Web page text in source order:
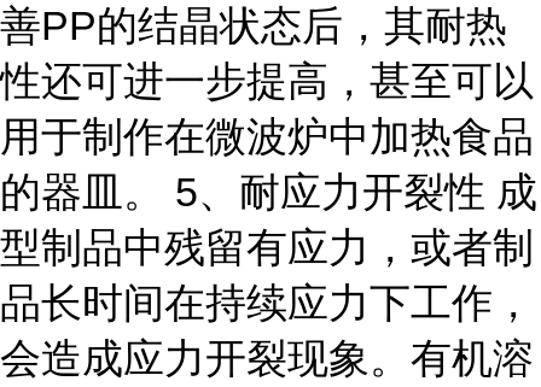
善PP的结晶状态后，其耐热
性还可进一步提高，甚至可以
用于制作在微波炉中加热食品
的器皿。 5、耐应力开裂性 成
型制品中残留有应力，或者制
品长时间在持续应力下工作，
会造成应力开裂现象。有机溶